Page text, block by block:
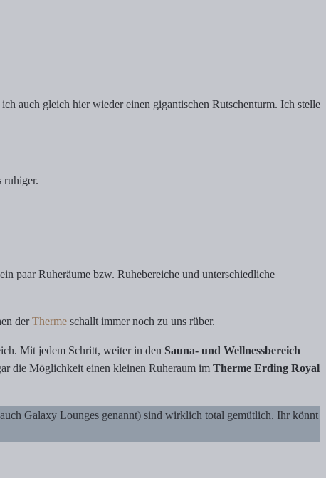
auch gleich hier wieder einen gigantischen Rutschenturm. Ich stelle
ruhiger.
paar Ruheräume bzw. Ruhebereiche und unterschiedliche
derTherme schallt immer noch zu uns rüber.
Mit jedem Schritt, weiter in den Sauna- und Wellnessbereich
die Möglichkeit einen kleinen Ruheraum im Therme Erding Royal
Galaxy Lounges genannt) sind wirklich total gemütlich. Ihr könnt